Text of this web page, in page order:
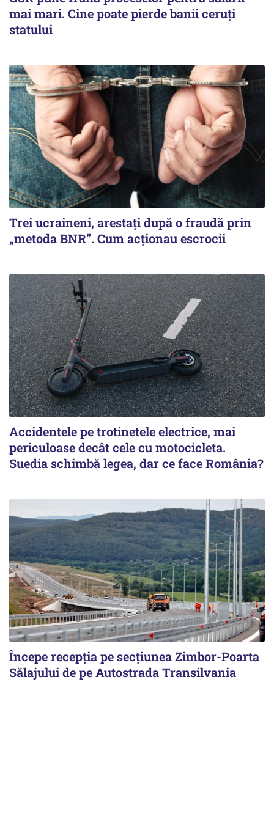
mai mari. Cine poate pierde banii ceruți
statului
Trei ucraineni, arestați după o fraudă prin
„metoda BNR”. Cum acționau escrocii
Accidentele pe trotinetele electrice, mai
periculoase decât cele cu motocicleta.
Suedia schimbă legea, dar ce face România?
Începe recepţia pe secţiunea Zimbor-Poarta
Sălajului de pe Autostrada Transilvania